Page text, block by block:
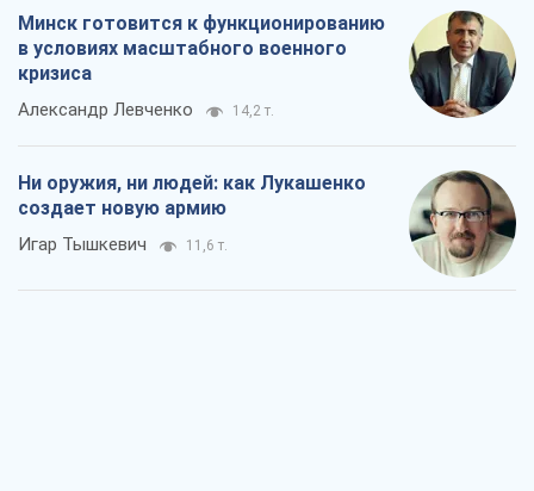
Минск готовится к функционированию
в условиях масштабного военного
кризиса
Александр Левченко 14,2 т.
Ни оружия, ни людей: как Лукашенко
создает новую армию
Игар Тышкевич 11,6 т.